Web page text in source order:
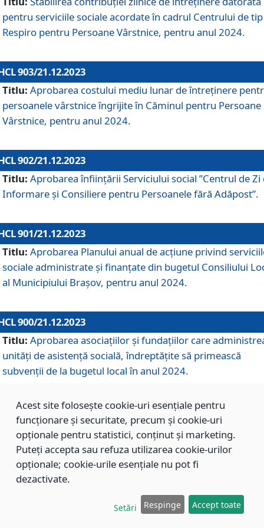
pentru serviciile sociale acordate în cadrul Centrului de tip
Respiro pentru Persoane Vârstnice, pentru anul 2024.
903/21.12.2023
Titlu: Aprobarea costului mediu lunar de întreţinere
persoanele vârstnice îngrijite în Căminul pentru Persoane
Vârstnice, pentru anul 2024.
902/21.12.2023
Titlu: Aprobarea înființării Serviciului social ”Centrul de Zi
Informare și Consiliere pentru Persoanele fără Adăpost”.
901/21.12.2023
Titlu: Aprobarea Planului anual de acțiune privind
sociale administrate și finanțate din bugetul Consiliului
al Municipiului Brașov, pentru anul 2024.
900/21.12.2023
Titlu: Aprobarea asociațiilor şi fundațiilor care
unități de asistenţă socială, îndreptăţite să primească
subvenţii de la bugetul local în anul 2024.
899/21.12.2023
Aprobarea standardelor de cost pentru serviciile
sociale furnizate în cadrul Direcției de Asistență Socială
Brașov, pentru anul 2024.
Modificarea Anexei la H.C.L. nr. 91 din 09.02.2018,
Acest site folosește cookie-uri esențiale pentru
funcționare și securitate, precum și cookie-uri
opționale pentru statistici, conținut și marketing.
Puteți accepta sau refuza utilizarea cookie-urilor
opționale; cookie-urile esențiale nu pot fi
dezactivate.
Setări Respinge Accept toate